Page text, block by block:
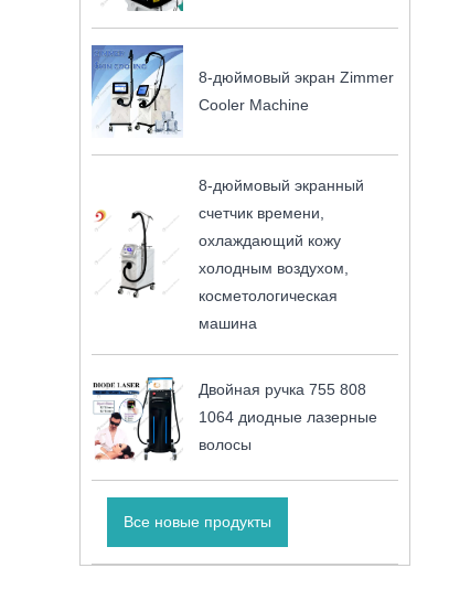
8-дюймовый экран Zimmer
Cooler Machine
8-дюймовый экранный
счетчик времени,
охлаждающий кожу
холодным воздухом,
косметологическая
машина
Двойная ручка 755 808
1064 диодные лазерные
волосы
Все новые продукты